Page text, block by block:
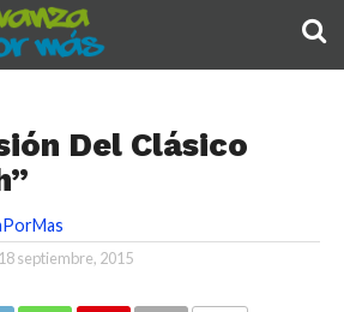
Del Clásico
18 septiembre, 2015